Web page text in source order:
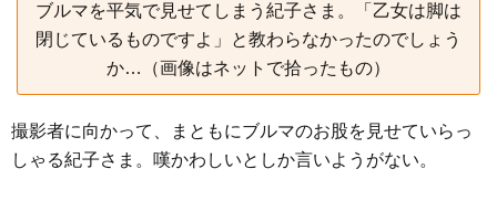
ブルマを平気で見せてしまう紀子さま。「乙女は脚は
閉じているものですよ」と教わらなかったのでしょう
か…（画像はネットで拾ったもの）
撮影者に向かって、まともにブルマのお股を見せていらっ
しゃる紀子さま。嘆かわしいとしか言いようがない。